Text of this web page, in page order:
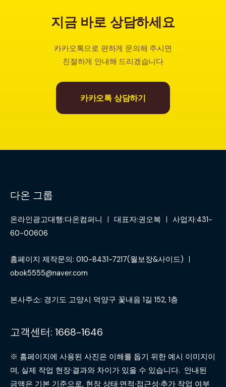
지금 바로 상담하세요
카카오톡으로 편하게 문의해 주시면
친절하게 안내해 드리겠습니다
카카오톡 상담하기
다온 그룹
온라인광고대행:다온컴퍼니 ㅣ 대표자:권오복 ㅣ 사업자:431-
60-00606
홈페이지 제작문의: 010-8431-7217(월보장&사이드) ㅣ
obok5555@naver.com
본사주소: 경기도 고양시 덕양구 꽃내음 1길 152, 1층
고객센터: 1668-1646
※ 홈페이지에 사용된 사진은 이해를 돕기 위한 예시 이미지이
며, 실제 작업 현장·결과와 차이가 있을 수 있습니다. 안내된
금액은 기본 기준으로, 현장 상태·면적·접근성·추가 작업 여부